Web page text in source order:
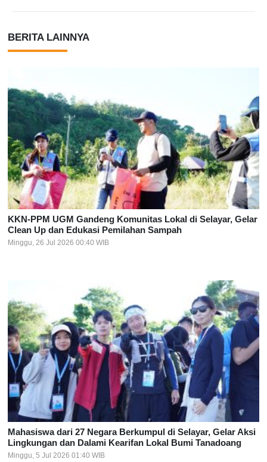
BERITA LAINNYA
KKN-PPM UGM Gandeng Komunitas Lokal di Selayar, Gelar
Clean Up dan Edukasi Pemilahan Sampah
Minggu, 26 Jul 2026 00:40 WIB
Mahasiswa dari 27 Negara Berkumpul di Selayar, Gelar Aksi
Lingkungan dan Dalami Kearifan Lokal Bumi Tanadoang
Minggu, 5 Jul 2026 01:40 WIB